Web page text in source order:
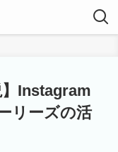
】Instagram
リーズの活